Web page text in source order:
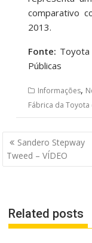
comparativo
2013.
Fonte: Toyota
Públicas
Informações,
Fábrica da Toyota
Navegação
de
Post
Sandero Stepway
Tweed – VÍDEO
Related posts